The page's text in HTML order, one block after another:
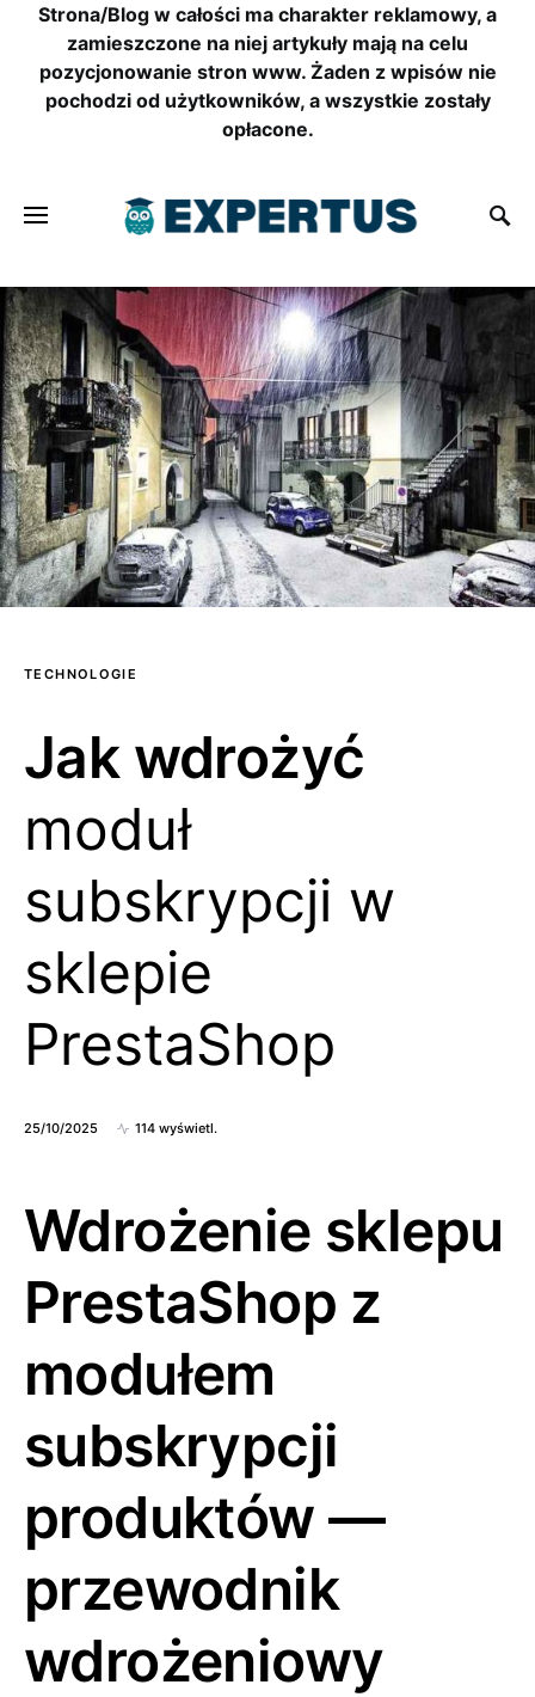
Strona/Blog w całości ma charakter reklamowy, a
zamieszczone na niej artykuły mają na celu
pozycjonowanie stron www. Żaden z wpisów nie
pochodzi od użytkowników, a wszystkie zostały
opłacone.
TECHNOLOGIE
Jak wdrożyć
moduł
subskrypcji w
sklepie
PrestaShop
25/10/2025 114 wyświetl.
Wdrożenie sklepu
PrestaShop z
modułem
subskrypcji
produktów —
przewodnik
wdrożeniowy